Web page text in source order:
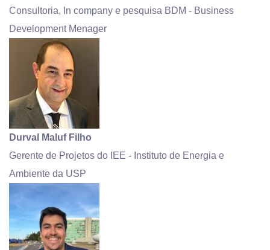
Consultoria, In company e pesquisa BDM - Business
Development Menager
Durval Maluf Filho
Gerente de Projetos do IEE - Instituto de Energia e
Ambiente da USP